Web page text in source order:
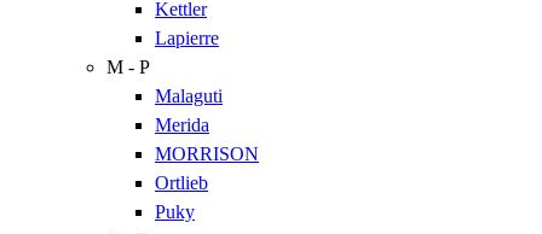
Kettler
Lapierre
M - P
Malaguti
Merida
MORRISON
Ortlieb
Puky